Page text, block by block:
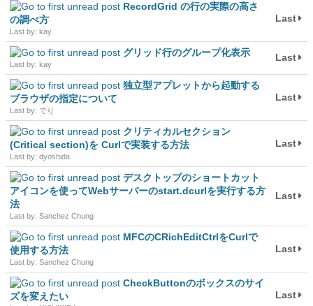
RecordGrid の行の実際の高さ
の調べ方
Last by: kay
Last
グリッド行のグループ化表示
Last by: kay
Last
独立型アプレットから起動する
ブラウザの指定について
Last by: でり
Last
クリティカルセクション
(Critical section)を Curlで実装する方法
Last by: dyoshida
Last
デスクトップのショートカット
アイコンを使ってWebサーバーのstart.dcurlを実行する方
法
Last by: Sanchez Chung
Last
MFCのCRichEditCtrlをCurlで
使用する方法
Last by: Sanchez Chung
Last
CheckButtonのボックスのサイ
ズを変えたい
Last